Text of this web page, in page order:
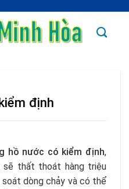
định
hồ nước có kiểm định,
thất thoát hàng triệu
dòng chảy và có thể